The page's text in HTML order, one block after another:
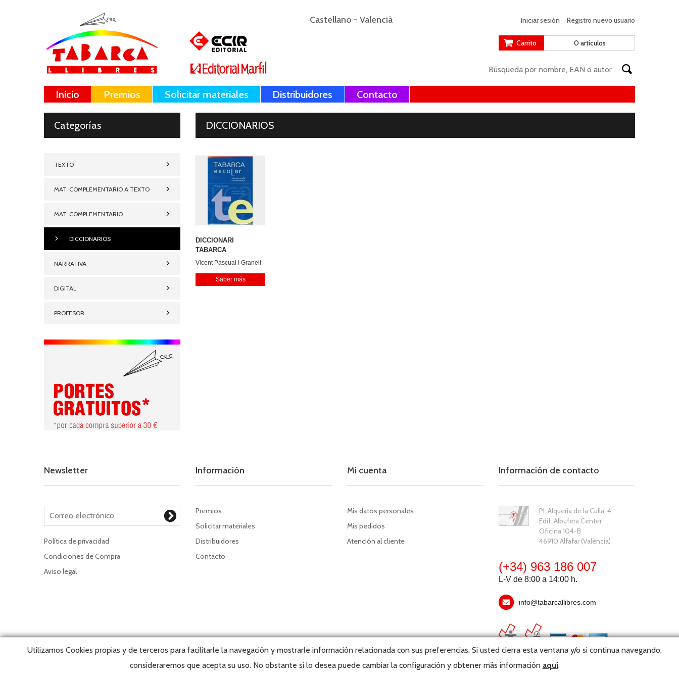
Utilizamos Cookies propias y de terceros para facilitarle la navegación y mostrarle información relacionada con sus preferencias. Si usted cierra esta ventana y/o si continua navegando,
consideraremos que acepta su uso. No obstante si lo desea puede cambiar la configuración y obtener más información aquí.
Castellano - Valencià Iniciar sesión Registro nuevo usuario
Carrito 0 artículos
Inicio Premios Solicitar materiales Distribuidores Contacto
Categorías
TEXTO
MAT. COMPLEMENTARIO A TEXTO
MAT. COMPLEMENTARIO
DICCIONARIOS
NARRATIVA
DIGITAL
PROFESOR
DICCIONARIOS
DICCIONARI
TABARCA
ESCOLAR...
Vicent Pascual I Granell
Saber más
Newsletter
Política de privacidad
Condiciones de Compra
Aviso legal
Información
Premios
Solicitar materiales
Distribuidores
Contacto
Mi cuenta
Mis datos personales
Mis pedidos
Atención al cliente
Información de contacto
Pl. Alquería de la Culla, 4
Edif. Albufera Center
Oficina 104-B
46910 Alfafar (València)
(+34) 963 186 007
L-V de 8:00 a 14:00 h.
info@tabarcallibres.com